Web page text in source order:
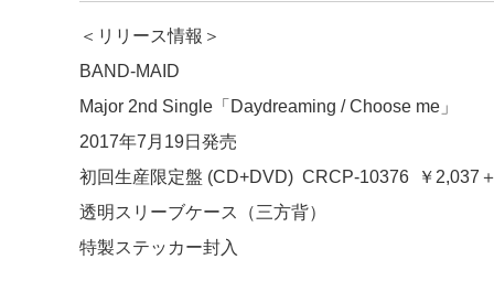
＜リリース情報＞
BAND-MAID
Major 2nd Single「Daydreaming / Choose me」
2017年7月19日発売
初回生産限定盤 (CD+DVD) CRCP-10376 ￥2,037
透明スリーブケース（三方背）
特製ステッカー封入